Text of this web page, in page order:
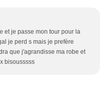
et je passe mon tour pour la
je perd s mais je prefère
que j'agrandisse ma robe et
bisousssss